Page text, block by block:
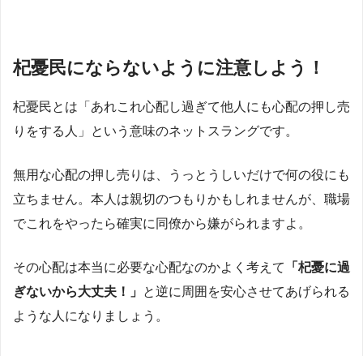
杞憂民にならないように注意しよう！
杞憂民とは「あれこれ心配し過ぎて他人にも心配の押し売
りをする人」という意味のネットスラングです。
無用な心配の押し売りは、うっとうしいだけで何の役にも
立ちません。本人は親切のつもりかもしれませんが、職場
でこれをやったら確実に同僚から嫌がられますよ。
その心配は本当に必要な心配なのかよく考えて
「杞憂に過
ぎないから大丈夫！」 と逆に周囲を安心させてあげられる
ような人になりましょう。